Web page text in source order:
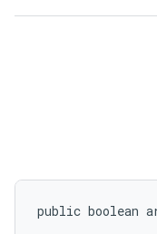
public boolean